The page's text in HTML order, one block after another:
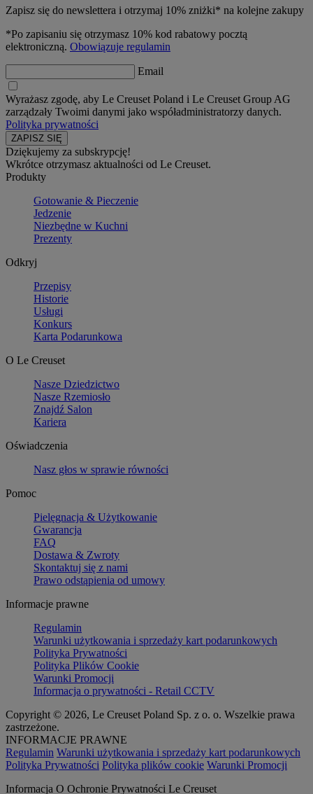
Zapisz się do newslettera i otrzymaj 10% zniżki* na kolejne zakupy
*Po zapisaniu się otrzymasz 10% kod rabatowy pocztą
elektroniczną. Obowiązuje regulamin
Email
Wyrażasz zgodę, aby Le Creuset Poland i Le Creuset Group AG
zarządzały Twoimi danymi jako współadministratorzy danych.
Polityka prywatności
Dziękujemy za subskrypcję!
Wkrótce otrzymasz aktualności od Le Creuset.
Produkty
Gotowanie & Pieczenie
Jedzenie
Niezbędne w Kuchni
Prezenty
Odkryj
Przepisy
Historie
Usługi
Konkurs
Karta Podarunkowa
O Le Creuset
Nasze Dziedzictwo
Nasze Rzemiosło
Znajdź Salon
Kariera
Oświadczenia
Nasz głos w sprawie równości
Pomoc
Pielęgnacja & Użytkowanie
Gwarancja
FAQ
Dostawa & Zwroty
Skontaktuj się z nami
Prawo odstąpienia od umowy
Informacje prawne
Regulamin
Warunki użytkowania i sprzedaży kart podarunkowych
Polityka Prywatności
Polityka Plików Cookie
Warunki Promocji
Informacja o prywatności - Retail CCTV
Copyright © 2026, Le Creuset Poland Sp. z o. o. Wszelkie prawa
zastrzeżone.
INFORMACJE PRAWNE
Regulamin Warunki użytkowania i sprzedaży kart podarunkowych
Polityka Prywatności Polityka plików cookie Warunki Promocji
Informacja O Ochronie Prywatności Le Creuset